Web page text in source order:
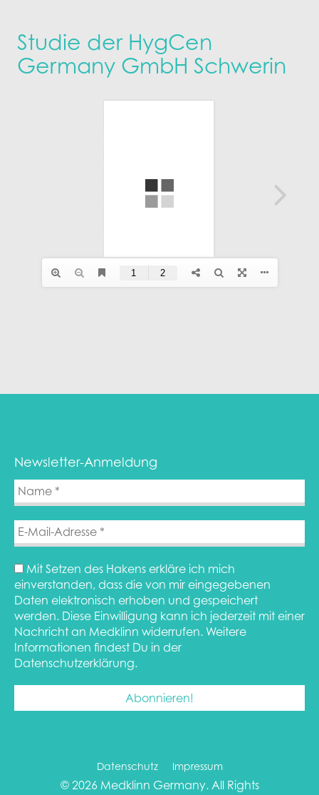
Studie der HygCen
Germany GmbH Schwerin
Newsletter-Anmeldung
Mit Setzen des Hakens erkläre ich mich
einverstanden, dass die von mir eingegebenen
Daten elektronisch erhoben und gespeichert
werden. Diese Einwilligung kann ich jederzeit mit einer
Nachricht an Medklinn widerrufen. Weitere
Informationen findest Du in der
Datenschutzerklärung.
Datenschutz Impressum
© 2026 Medklinn Germany. All Rights